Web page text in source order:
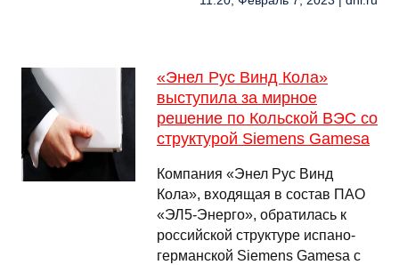
«Энел Рус Винд Кола»
выступила за мирное
решение по Кольской ВЭС со
структурой Siemens Gamesa
Компания «Энел Рус Винд
Кола», входящая в состав ПАО
«ЭЛ5-Энерго», обратилась к
российской структуре испано-
германской Siemens Gamesa с